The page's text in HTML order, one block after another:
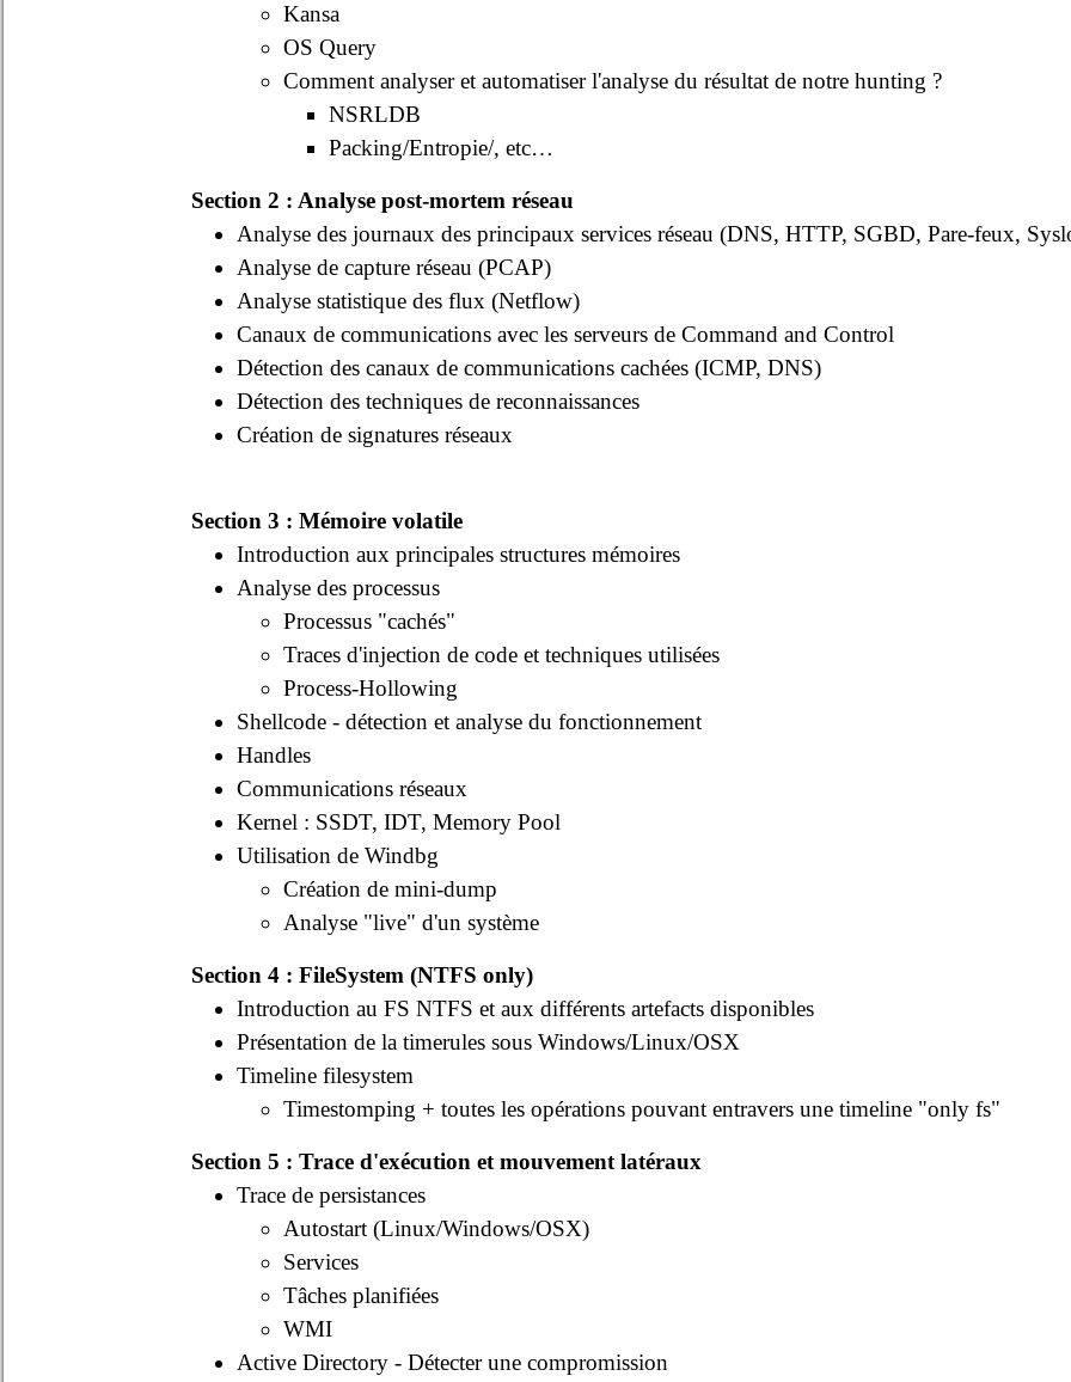
Kansa
OS Query
Comment analyser et automatiser l'analyse du résultat de notre hunting ?
NSRLDB
Packing/Entropie/, etc…
Section 2 : Analyse post-mortem réseau
Analyse des journaux des principaux services réseau (DNS, HTTP, SGBD, Pare-feux,
Analyse de capture réseau (PCAP)
Analyse statistique des flux (Netflow)
Canaux de communications avec les serveurs de Command and Control
Détection des canaux de communications cachées (ICMP, DNS)
Détection des techniques de reconnaissances
Création de signatures réseaux
Section 3 : Mémoire volatile
Introduction aux principales structures mémoires
Analyse des processus
Processus "cachés"
Traces d'injection de code et techniques utilisées
Process-Hollowing
Shellcode - détection et analyse du fonctionnement
Handles
Communications réseaux
Kernel : SSDT, IDT, Memory Pool
Utilisation de Windbg
Création de mini-dump
Analyse "live" d'un système
Section 4 : FileSystem (NTFS only)
Introduction au FS NTFS et aux différents artefacts disponibles
Présentation de la timerules sous Windows/Linux/OSX
Timeline filesystem
Timestomping + toutes les opérations pouvant entravers une timeline "only fs"
Section 5 : Trace d'exécution et mouvement latéraux
Trace de persistances
Autostart (Linux/Windows/OSX)
Services
Tâches planifiées
WMI
Active Directory - Détecter une compromission